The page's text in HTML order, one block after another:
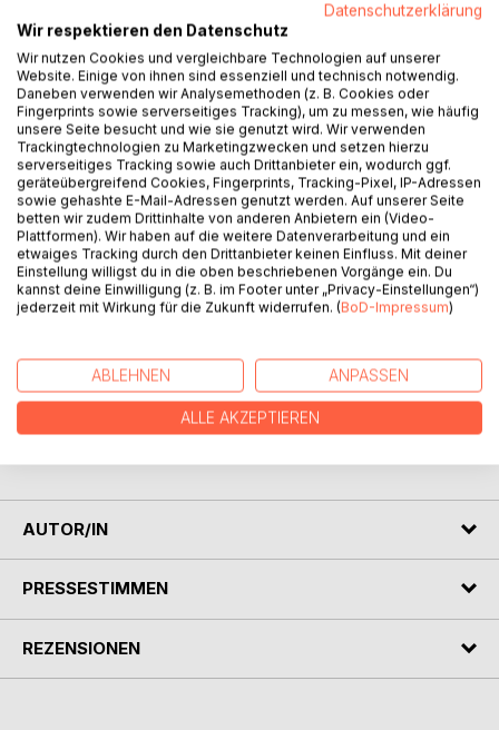
Auf die Merkliste
Titel bewerten
BESCHREIBUNG
Wenn man Freunden und Bekannten erzählt, dass man sich
nach Low Carb ernährt, wird man zunächst einmal mitleidig
Die meisten Gebäcksorten lassen sich ersatzweise mit
wenigen Kohlehydraten nachbauen.
Gerade jetzt zu Ostern gibt es da viele Möglichkeiten.
Ich wünsche Ihnen viel Spaß und Freude mit meinem Buch.
AUTOR/IN
PRESSESTIMMEN
REZENSIONEN
Datenschutzerklärung
Wir respektieren den Datenschutz
Wir nutzen Cookies und vergleichbare Technologien auf unserer
Website. Einige von ihnen sind essenziell und technisch notwendig.
Daneben verwenden wir Analysemethoden (z. B. Cookies oder
Fingerprints sowie serverseitiges Tracking), um zu messen, wie häufig
unsere Seite besucht und wie sie genutzt wird. Wir verwenden
Trackingtechnologien zu Marketingzwecken und setzen hierzu
serverseitiges Tracking sowie auch Drittanbieter ein, wodurch ggf.
geräteübergreifend Cookies, Fingerprints, Tracking-Pixel, IP-Adressen
sowie gehashte E-Mail-Adressen genutzt werden. Auf unserer Seite
betten wir zudem Drittinhalte von anderen Anbietern ein (Video-
Plattformen). Wir haben auf die weitere Datenverarbeitung und ein
etwaiges Tracking durch den Drittanbieter keinen Einfluss. Mit deiner
Einstellung willigst du in die oben beschriebenen Vorgänge ein. Du
kannst deine Einwilligung (z. B. im Footer unter „Privacy-Einstellungen“)
jederzeit mit Wirkung für die Zukunft widerrufen. (BoD-Impressum)
ABLEHNEN ANPASSEN
ALLE AKZEPTIEREN